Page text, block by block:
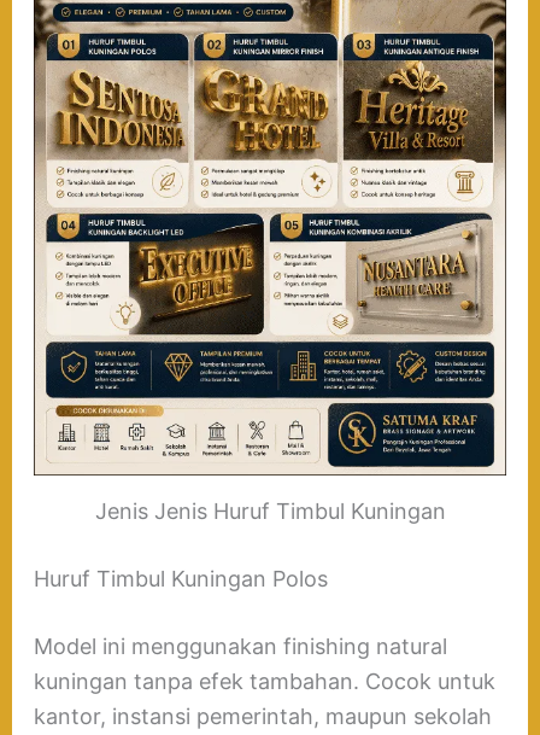
Jenis Jenis Huruf Timbul Kuningan
Huruf Timbul Kuningan Polos
Model ini menggunakan finishing natural
kuningan tanpa efek tambahan. Cocok untuk
kantor, instansi pemerintah, maupun sekolah